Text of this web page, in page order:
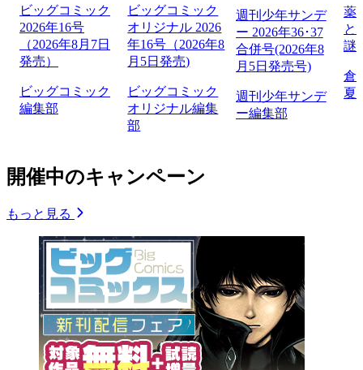
ビッグコミック
2026年16号
（2026年8月7日
発売）
ビッグコミック
編集部
ビッグコミック
オリジナル 2026
年16号（2026年8
月5日発売)
ビッグコミック
オリジナル編集
部
週刊少年サンデ
ー 2026年36･37
合併号(2026年8
月5日発売号)
週刊少年サンデ
ー編集部
薬
と
謎
倉
夏
開催中のキャンペーン
もっと見る